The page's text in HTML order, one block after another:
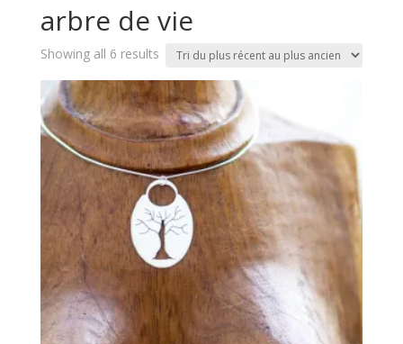
arbre de vie
Showing all 6 resultsSorted
latest